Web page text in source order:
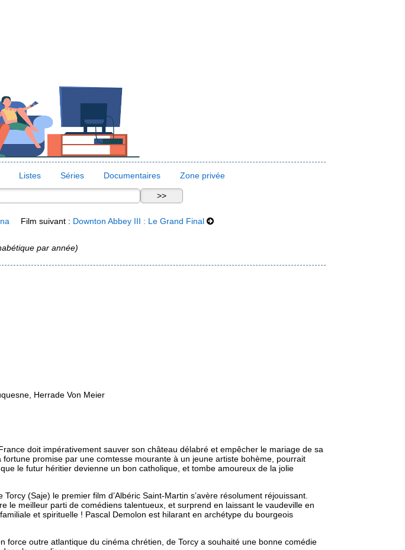
Listes Séries Documentaires Zone privée
Film suivant : Downton Abbey III : Le Grand Final
par année)
Herrade Von Meier
doit impérativement sauver son château délabré et empêcher le mariage de sa
promise par une comtesse mourante à un jeune artiste bohème, pourrait
le futur héritier devienne un bon catholique, et tombe amoureux de la jolie
(Saje) le premier film d’Albéric Saint-Martin s’avère résolument réjouissant.
le meilleur parti de comédiens talentueux, et surprend en laissant le vaudeville en
et spirituelle ! Pascal Demolon est hilarant en archétype du bourgeois
force outre atlantique du cinéma chrétien, de Torcy a souhaité une bonne comédie